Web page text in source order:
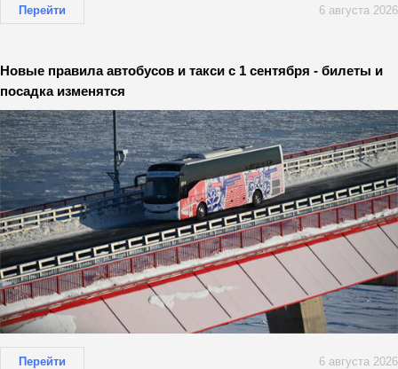
Перейти 6 августа 2026
Новые правила автобусов и такси с 1 сентября - билеты и
посадка изменятся
Перейти 6 августа 2026